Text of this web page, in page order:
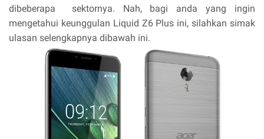
dibeberapa sektornya. Nah, bagi anda yang ingin
mengetahui keunggulan Liquid Z6 Plus ini, silahkan simak
ulasan selengkapnya dibawah ini.